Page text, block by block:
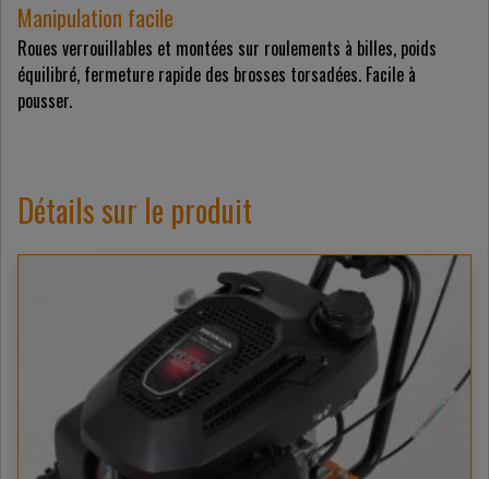
Manipulation facile
Roues verrouillables et montées sur roulements à billes, poids
équilibré, fermeture rapide des brosses torsadées. Facile à
pousser.
Détails sur le produit